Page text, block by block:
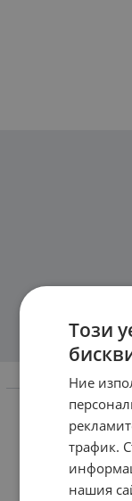
Този
Ние
трафик.
нашия